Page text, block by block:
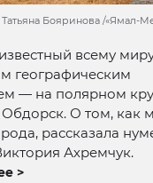
Бояринова /«Ямал-
всему
географическим
— на полярном
О том, как
рассказала
Ахремчук.
>